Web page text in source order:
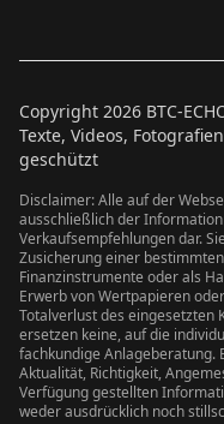
Copyright 2026 BTC-
Texte, Videos,
geschützt
Disclaimer: Alle auf der
ausschließlich der
Verkaufsempfehlungen dar.
Zusicherung einer
Finanzinstrumente oder als
Erwerb von Wertpapieren
Totalverlust des eingesetzten
ersetzen keine, auf die
fachkundige Anlageberatung.
Aktualität, Richtigkeit,
Verfügung gestellten
weder ausdrücklich noch